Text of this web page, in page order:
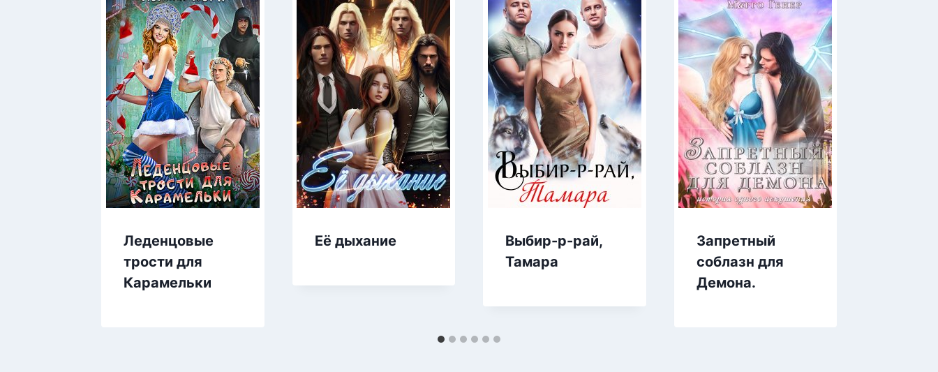
Леденцовые
трости для
Карамельки
Её дыхание
Выбир-р-рай,
Тамара
Запретный
соблазн для
Демона.